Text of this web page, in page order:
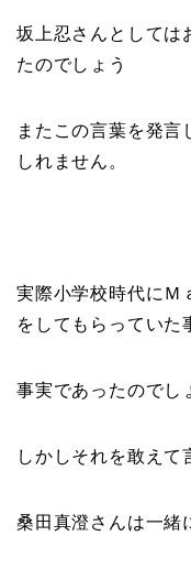
坂上忍さんとしては
たのでしょう
またこの言葉を発言
しれません。
実際小学校時代にＭ
をしてもらっていた
事実であったのでし
しかしそれを敢えて
桑田真澄さんは一緒